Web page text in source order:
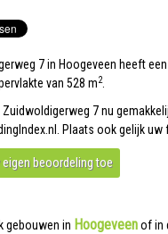
7 in Hoogeveen heeft
van 528 m2.
Zuidwoldigerweg 7 nu
Plaats ook gelijk
beoordeling toe
gebouwen in Hoogeveenof in